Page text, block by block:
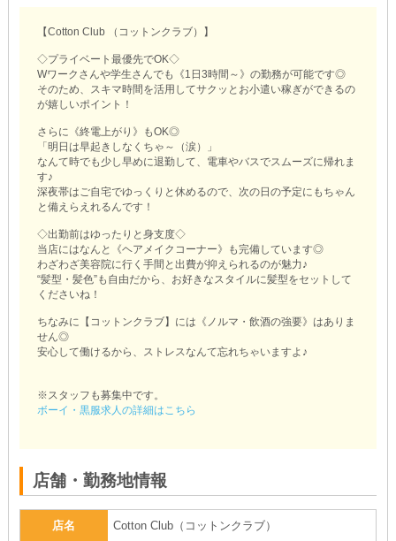
【Cotton Club （コットンクラブ）】
◇プライベート最優先でOK◇
Wワークさんや学生さんでも《1日3時間～》の勤務が可能です◎
そのため、スキマ時間を活用してサクッとお小遣い稼ぎができるの
が嬉しいポイント！
さらに《終電上がり》もOK◎
「明日は早起きしなくちゃ～（涙）」
なんて時でも少し早めに退勤して、電車やバスでスムーズに帰れま
す♪
深夜帯はご自宅でゆっくりと休めるので、次の日の予定にもちゃん
と備えらえれるんです！
◇出勤前はゆったりと身支度◇
当店にはなんと《ヘアメイクコーナー》も完備しています◎
わざわざ美容院に行く手間と出費が抑えられるのが魅力♪
“髪型・髪色”も自由だから、お好きなスタイルに髪型をセットして
くださいね！
ちなみに【コットンクラブ】には《ノルマ・飲酒の強要》はありま
せん◎
安心して働けるから、ストレスなんて忘れちゃいますよ♪
※スタッフも募集中です。
ボーイ・黒服求人の詳細はこちら
店舗・勤務地情報
店名 Cotton Club（コットンクラブ）